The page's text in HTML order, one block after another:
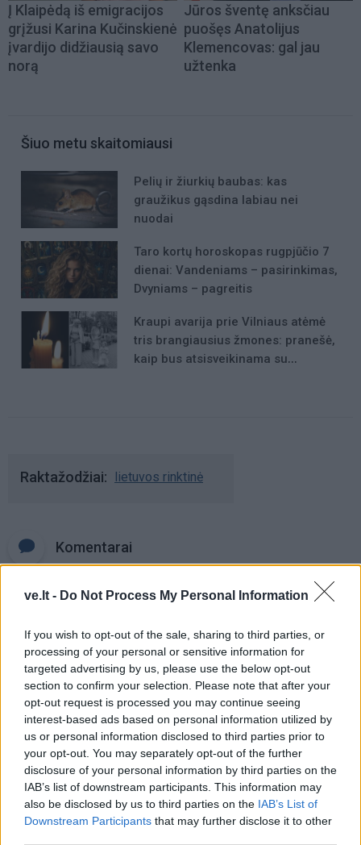
ve.lt - Do Not Process My Personal Information
If you wish to opt-out of the sale, sharing to third parties, or
processing of your personal or sensitive information for
targeted advertising by us, please use the below opt-out
section to confirm your selection. Please note that after your
opt-out request is processed you may continue seeing
interest-based ads based on personal information utilized by
us or personal information disclosed to third parties prior to
your opt-out. You may separately opt-out of the further
disclosure of your personal information by third parties on the
IAB’s list of downstream participants. This information may
also be disclosed by us to third parties on the IAB’s List of
Downstream Participants that may further disclose it to other
Į Klaipėdą iš emigracijos
grįžusi Karina Kučinskienė
įvardijo didžiausią savo
norą
Jūros šventę anksčiau
puošęs Anatolijus
Klemencovas: gal jau
užtenka
Šiuo metu skaitomiausi
Pelių ir žiurkių baubas: kas
graužikus gąsdina labiau nei
nuodai
Taro kortų horoskopas rugpjūčio 7
dienai: Vandeniams – pasirinkimas,
Dvyniams – pagreitis
Kraupi avarija prie Vilniaus atėmė
tris brangiausius žmones: pranešė,
kaip bus atsisveikinama su
Raktažodžiai lietuvos rinktinė
Komentarai
Rašyti komentarą
Jūsų vardas
Komentaras